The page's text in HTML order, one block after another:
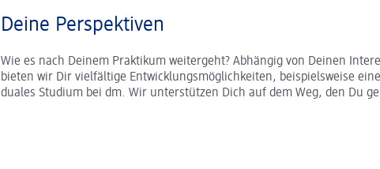
Deine Perspektiven
Wie es nach Deinem Praktikum weitergeht? Abhängig von Deinen
bieten wir Dir vielfältige Entwicklungsmöglichkeiten, beispielsweise
duales Studium bei dm. Wir unterstützen Dich auf dem Weg, den Du